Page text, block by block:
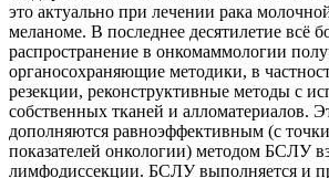
это актуально при лечении рака
меланоме. В последнее десятилетие всё
распространение в онкомаммологии
органосохраняющие методики, в
резекции, реконструктивные методы с
собственных тканей и алломатериалов.
дополняются равноэффективным (с
показателей онкологии) методом БСЛУ
лимфодиссекции. БСЛУ выполняется и